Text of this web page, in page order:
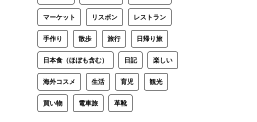
マーケット リスボン レストラン
手作り 散歩 旅行 日帰り旅
日本食（ほぼも含む） 日記 楽しい
海外コスメ 生活 育児 観光
買い物 電車旅 革靴